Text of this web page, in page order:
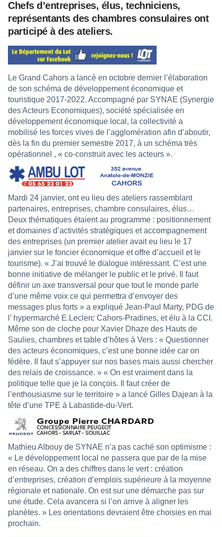
Chefs d’entreprises, élus, techniciens,
représentants des chambres consulaires ont
participé à des ateliers.
Le Grand Cahors a lancé en octobre dernier l’élaboration
de son schéma de développement économique et
touristique 2017-2022. Accompagné par SYNAE (Synergie
des Acteurs Economiques), société spécialisée en
développement économique local, la collectivité a
mobilisé les forces vives de l’agglomération afin d’aboutir,
dès la fin du premier semestre 2017, à un schéma très
opérationnel , « co-construit avec les acteurs ».
Mardi 24 janvier, ont eu lieu des ateliers rassemblant
partenaires, entreprises, chambre consulaires, élus…
Deux thématiques étaient au programme : positionnement
et domaines d’activités stratégiques et accompagnement
des entreprises (un premier atelier avait eu lieu le 17
janvier sur le foncier économique et offre d’accueil et le
tourisme). « J’ai trouvé le dialogue intéressant. C’est une
bonne initiative de mélanger le public et le privé. Il faut
définir un axe transversal pour que tout le monde parle
d’une même voix ce qui permettra d’envoyer des
messages plus forts » a expliqué Jean-Paul Marty, PDG de
l’ hypermarché E.Leclerc Cahors-Pradines, et élu à la CCI.
Même son de cloche pour Xavier Dhaze des Hauts de
Saulies, chambres et table d’hôtes à Vers : « Questionner
des acteurs économiques, c’est une bonne idée car on
fédère. Il faut s’appuyer sur nos bases mais aussi chercher
des relais de croissance. » « On est vraiment dans la
politique telle que je la conçois. Il faut créer de
l’enthousiasme sur le territoire » a lancé Gilles Dajean à la
tête d’une TPE à Labastide-du-Vert.
Mathieu Albouy de SYNAE n’a pas caché son optimisme :
« Le développement local ne passera que par de la mise
en réseau. On a des chiffres dans le vert : création
d’entreprises, création d’emplois supérieure à la moyenne
régionale et nationale. On est sur une démarche pas sur
une étude. Cela avancera si l’on arrive à aligner les
planètes. » Les orientations devraient être choisies en mai
prochain.